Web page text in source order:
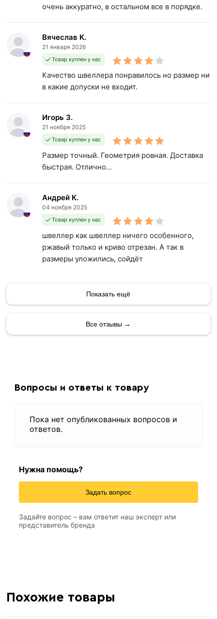
очень аккуратно, в остальном все в порядке.
Вячеслав К.
21 января 2026
Товар куплен у нас
Качество швеллера понравилось но размер ни
в какие допуски не входит.
Игорь З.
21 ноября 2025
Товар куплен у нас
Размер точный. Геометрия ровная. Доставка
быстрая. Отлично...
Андрей К.
04 ноября 2025
Товар куплен у нас
швеллер как швеллер ничего особенного,
ржавый только и криво отрезан. А так в
размеры уложились, сойдёт
Показать ещё
Все отзывы →
Вопросы и ответы к товару
Пока нет опубликованных вопросов и
ответов.
Нужна помощь?
Задать вопрос
Задайте вопрос – вам ответит наш эксперт или
представитель бренда
Похожие товары